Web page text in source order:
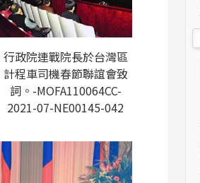
行政院連戰院長於台灣區
計程車司機春節聯誼會致
詞。-MOFA110064CC-
2021-07-NE00145-042